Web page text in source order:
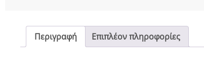
Περιγραφή Επιπλέον πληροφορίες